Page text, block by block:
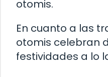
otomis.
En cuanto a las
otomis celebran
festividades a lo